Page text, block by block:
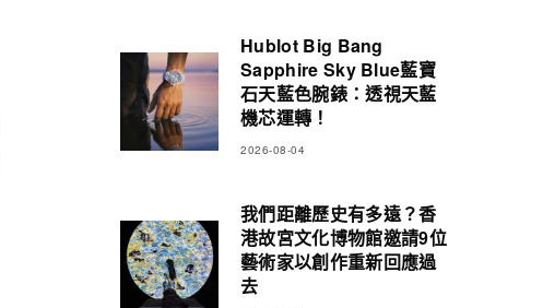
Hublot Big Bang
Sapphire Sky Blue藍寶
石天藍色腕錶：透視天藍
機芯運轉！
2026-08-04
我們距離歷史有多遠？香
港故宮文化博物館邀請9位
藝術家以創作重新回應過
去